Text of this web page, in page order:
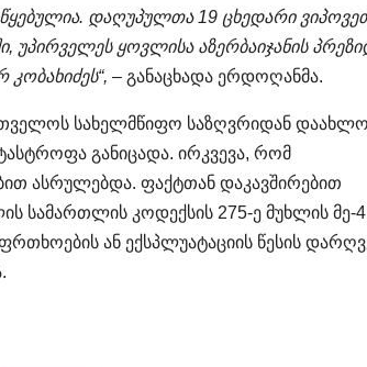
დაღუპულთა 19 ცხედარი
ყოვლისა აზერბაიჯანის
– განაცხადა ერდოღანმა.
სახელმწიფო საზღვრიდან
განიცადა. ირკვევა, რომ
ასრულებდა. ფაქტთან დაკავშირებით
სამართლის კოდექსის 275-ე მუხლის მე-4
ან ექსპლუატაციის წესის